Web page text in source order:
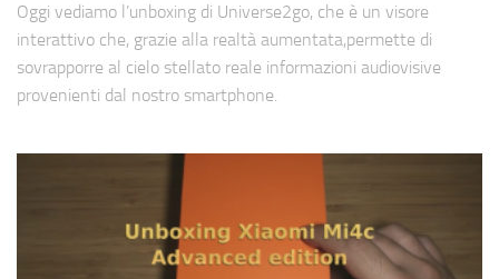
Oggi vediamo l’unboxing di Universe2go, che è un visore
interattivo che, grazie alla realtà aumentata,permette di
sovrapporre al cielo stellato reale informazioni audiovisive
provenienti dal nostro smartphone.